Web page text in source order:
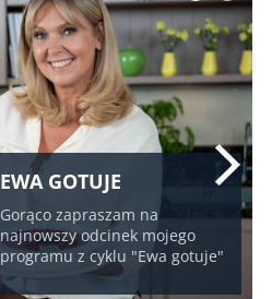
EWA GOTUJE
Gorąco zapraszam na
najnowszy odcinek mojego
programu z cyklu "Ewa gotuje"